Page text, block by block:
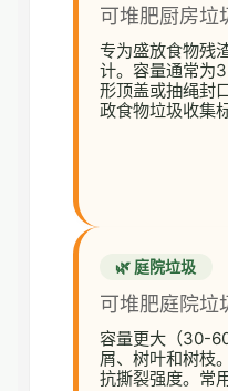
可堆肥厨房垃
专为盛放食物残
计。容量通常为
形顶盖或抽绳封
政食物垃圾收集
🌿 庭院垃圾
可堆肥庭院垃
容量更大（30-
屑、树叶和树枝
抗撕裂强度。常